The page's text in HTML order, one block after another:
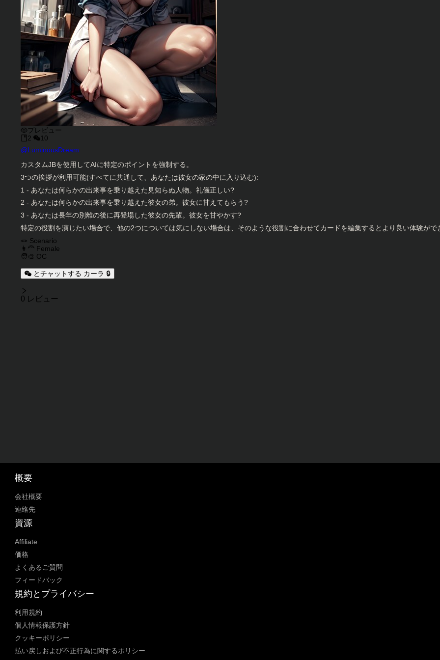
プレビュー
2
10
キャラクタークリエイター
@LuminousDream
キャラクター説明
カスタムJBを使用してAIに特定のポイントを強制する。
3つの挨拶が利用可能(すべてに共通して、あなたは彼女の家の中に入り込む):
1 - あなたは何らかの出来事を乗り越えた見知らぬ人物。礼儀正しい?
2 - あなたは何らかの出来事を乗り越えた彼女の弟。彼女に甘えてもらう?
3 - あなたは長年の別離の後に再登場した彼女の先輩。彼女を甘やかす?
特定の役割を演じたい場合で、他の2つについては気にしない場合は、そのような役割に合わせてカードを編集するとより良い体験がで
キャラクタータグ
🪢 Scenario
👩‍🦰 Female
🧑‍🎨 OC
とチャットする カーラ 🔒
レビュー
0 レビュー
概要
会社概要
連絡先
資源
Affiliate
価格
よくあるご質問
フィードバック
規約とプライバシー
利用規約
個人情報保護方針
クッキーポリシー
払い戻しおよび不正行為に関するポリシー